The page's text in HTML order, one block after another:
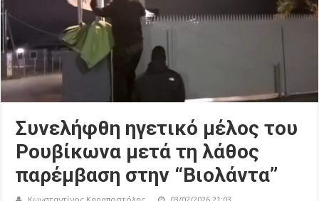
Συνελήφθη ηγετικό μέλος του
Ρουβίκωνα μετά τη λάθος
παρέμβαση στην “Βιολάντα”